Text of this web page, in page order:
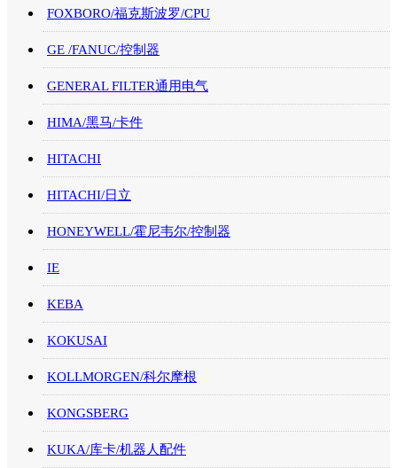
FOXBORO/福克斯波罗/CPU
GE /FANUC/控制器
GENERAL FILTER通用电气
HIMA/黑马/卡件
HITACHI
HITACHI/日立
HONEYWELL/霍尼韦尔/控制器
IE
KEBA
KOKUSAI
KOLLMORGEN/科尔摩根
KONGSBERG
KUKA/库卡/机器人配件